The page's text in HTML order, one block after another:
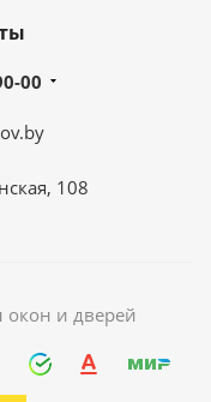
00
108
окон и дверей